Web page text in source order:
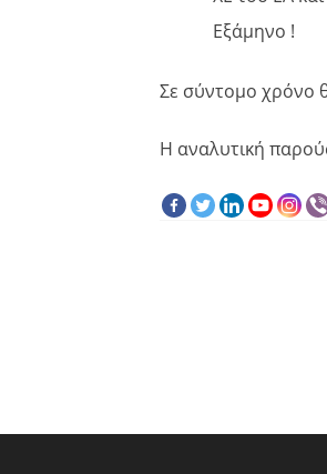
Εξάμηνο !
Σε σύντομο χρόνο
Η αναλυτική